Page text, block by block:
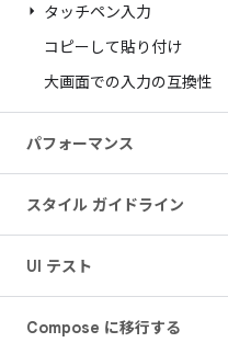
タッチペン入力
コピーして貼り付け
大画面での入力の互換性
パフォーマンス
スタイル ガイドライン
UI テスト
Compose に移行する